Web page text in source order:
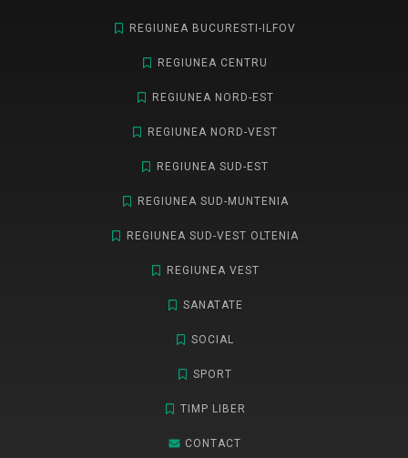
REGIUNEA BUCURESTI-ILFOV
REGIUNEA CENTRU
REGIUNEA NORD-EST
REGIUNEA NORD-VEST
REGIUNEA SUD-EST
REGIUNEA SUD-MUNTENIA
REGIUNEA SUD-VEST OLTENIA
REGIUNEA VEST
SANATATE
SOCIAL
SPORT
TIMP LIBER
CONTACT